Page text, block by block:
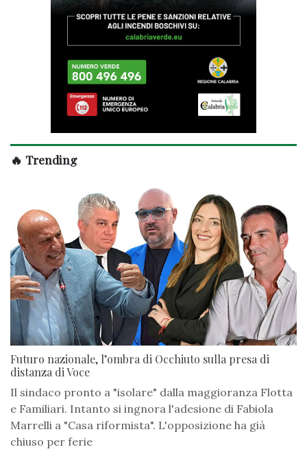
🔥 Trending
Futuro nazionale, l’ombra di Occhiuto sulla presa di
distanza di Voce
Il sindaco pronto a "isolare" dalla maggioranza Flotta
e Familiari. Intanto si ingnora l'adesione di Fabiola
Marrelli a "Casa riformista". L'opposizione ha già
chiuso per ferie